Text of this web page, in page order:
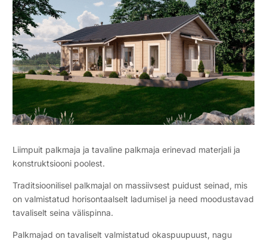
Liimpuit palkmaja ja tavaline palkmaja erinevad materjali ja
konstruktsiooni poolest.
Traditsioonilisel palkmajal on massiivsest puidust seinad, mis
on valmistatud horisontaalselt ladumisel ja need moodustavad
tavaliselt seina välispinna.
Palkmajad on tavaliselt valmistatud okaspuupuust, nagu